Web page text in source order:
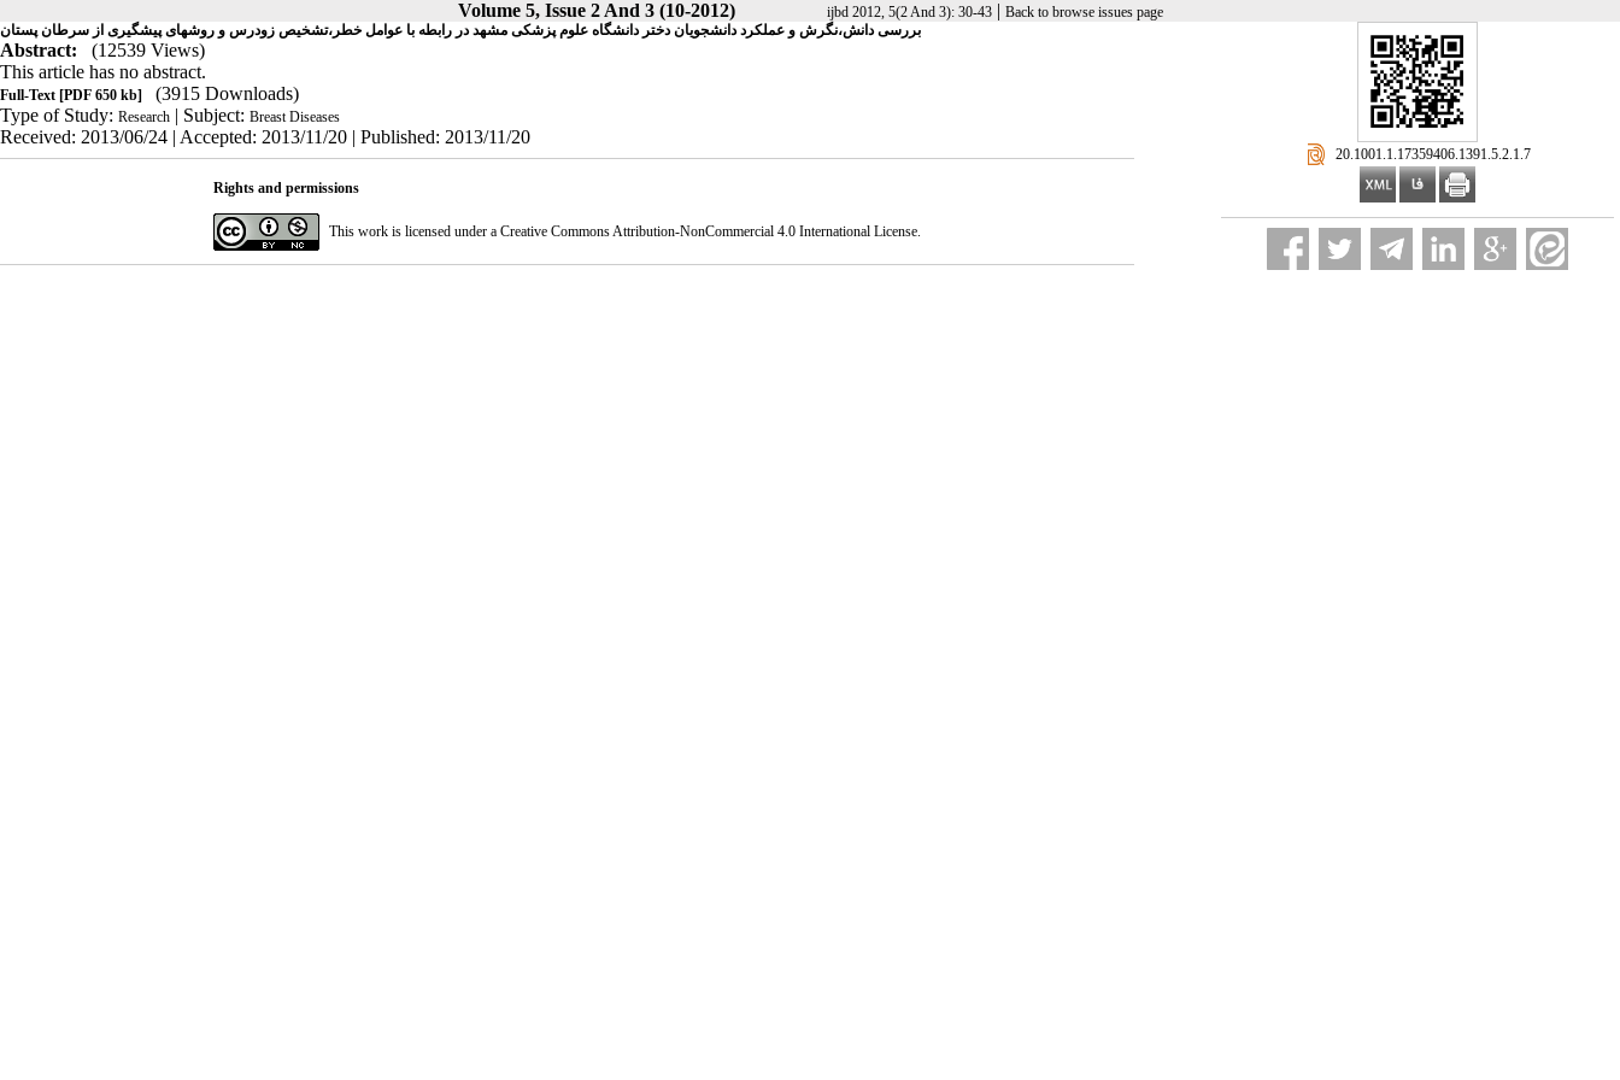
Volume 5, Issue 2 And 3 (10-2012) ijbd 2012, 5(2 And 3): 30-43| Back to browse issues page
‎ 20.1001.1.17359406.1391.5.2.1.7
بررسی دانش،نگرش و عملکرد دانشجویان دختر دانشگاه علوم پزشکی مشهد در رابطه با عوامل خطر،تشخیص زودرس و روشهای پیشگیری از سرطان پستان
Abstract:
(12539 Views)
This article has no abstract.
Full-Text [PDF 650 kb]
(3915 Downloads)
Type of Study: Research | Subject: Breast Diseases
Received: 2013/06/24 | Accepted: 2013/11/20 | Published: 2013/11/20
Rights and permissions
This work is licensed under a Creative Commons Attribution-NonCommercial 4.0 International License.